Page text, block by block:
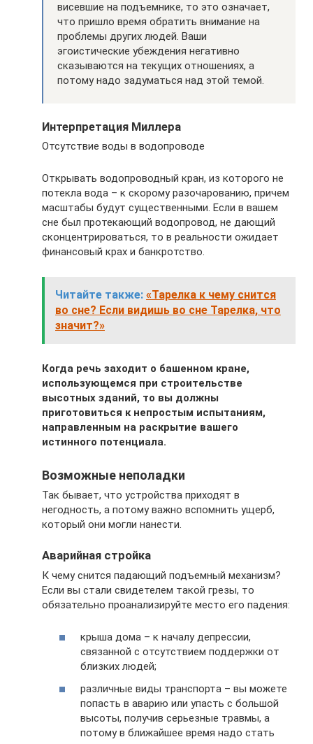
висевшие на подъемнике, то это означает,
что пришло время обратить внимание на
проблемы других людей. Ваши
эгоистические убеждения негативно
сказываются на текущих отношениях, а
потому надо задуматься над этой темой.
Интерпретация Миллера
Отсутствие воды в водопроводе
Открывать водопроводный кран, из которого не
потекла вода – к скорому разочарованию, причем
масштабы будут существенными. Если в вашем
сне был протекающий водопровод, не дающий
сконцентрироваться, то в реальности ожидает
финансовый крах и банкротство.
Читайте также: «Тарелка к чему снится
во сне? Если видишь во сне Тарелка, что
значит?»
Когда речь заходит о башенном кране,
использующемся при строительстве
высотных зданий, то вы должны
приготовиться к непростым испытаниям,
направленным на раскрытие вашего
истинного потенциала.
Возможные неполадки
Так бывает, что устройства приходят в
негодность, а потому важно вспомнить ущерб,
который они могли нанести.
Аварийная стройка
К чему снится падающий подъемный механизм?
Если вы стали свидетелем такой грезы, то
обязательно проанализируйте место его падения:
крыша дома – к началу депрессии,
связанной с отсутствием поддержки от
близких людей;
различные виды транспорта – вы можете
попасть в аварию или упасть с большой
высоты, получив серьезные травмы, а
потому в ближайшее время надо стать